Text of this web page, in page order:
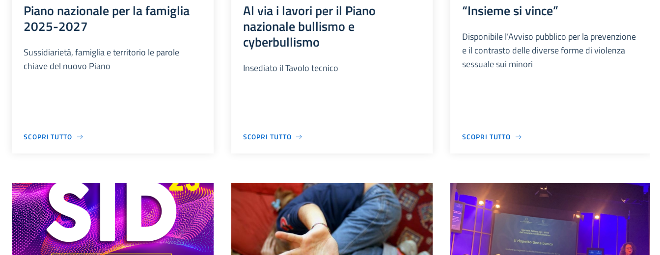
Piano nazionale per la famiglia
2025-2027
Sussidiarietà, famiglia e territorio le parole
chiave del nuovo Piano
SCOPRI TUTTO
Al via i lavori per il Piano
nazionale bullismo e
cyberbullismo
Insediato il Tavolo tecnico
SCOPRI TUTTO
“Insieme si vince”
Disponibile l’Avviso pubblico per la prevenzione
e il contrasto delle diverse forme di violenza
sessuale sui minori
SCOPRI TUTTO